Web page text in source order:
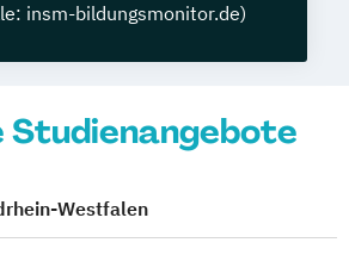
insm-bildungsmonitor.de)
Westfalen